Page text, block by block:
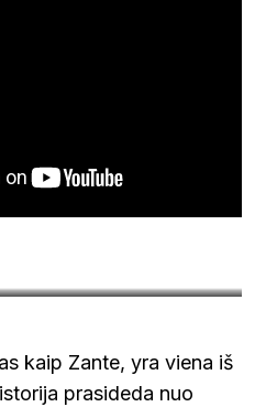
kaip Zante, yra viena iš
prasideda nuo